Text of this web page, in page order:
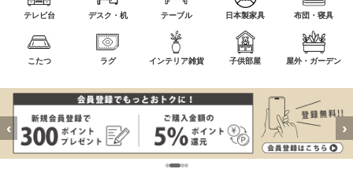
テレビ台 デスク・机 テーブル 日本製家具 布団・寝具
こたつ ラグ インテリア雑貨 子供部屋 屋外・ガーデン
‹ ›